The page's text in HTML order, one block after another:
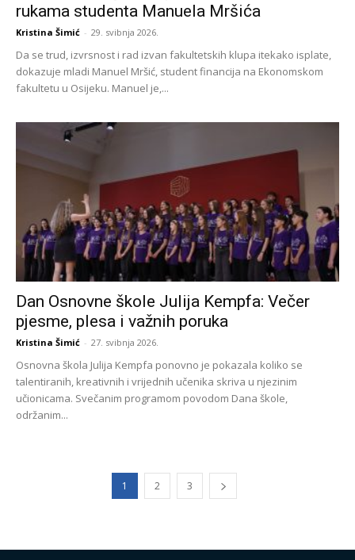
rukama studenta Manuela Mršića
Kristina Šimić - 29. svibnja 2026.
Da se trud, izvrsnost i rad izvan fakultetskih klupa itekako isplate,
dokazuje mladi Manuel Mršić, student financija na Ekonomskom
fakultetu u Osijeku. Manuel je,...
Dan Osnovne škole Julija Kempfa: Večer
pjesme, plesa i važnih poruka
Kristina Šimić - 27. svibnja 2026.
Osnovna škola Julija Kempfa ponovno je pokazala koliko se
talentiranih, kreativnih i vrijednih učenika skriva u njezinim
učionicama. Svečanim programom povodom Dana škole,
održanim...
1 2 3